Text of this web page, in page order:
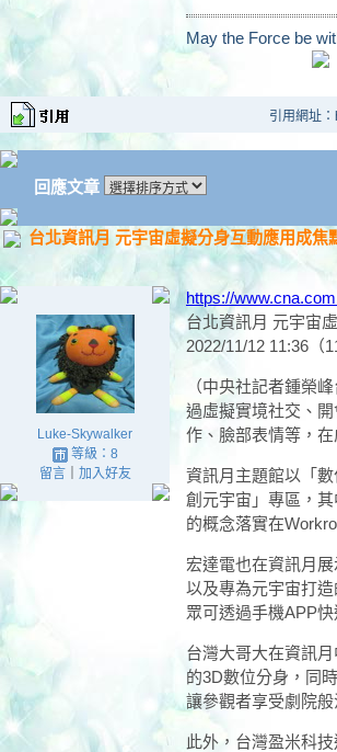
May the Force be
引用網址
回應文章
台北資訊月 元宇宙虛擬分身互動應用成焦
Luke-Skywalker
等級：8
留言｜ 加入好友
https://
台北資訊月 元宇宙
2022/11/12 11:36（
（中央社記者鍾榮
過虛擬實境社交、
作、臉部表情等，
資訊月主題館以「
創元宇宙」專區，
的概念落實在
宏達電也在資訊月
以及專為元宇宙打
眾可透過手機APP
台灣大哥大在資訊
的3D數位分身，同
讓參觀者享受劇院
此外，台灣盈米科